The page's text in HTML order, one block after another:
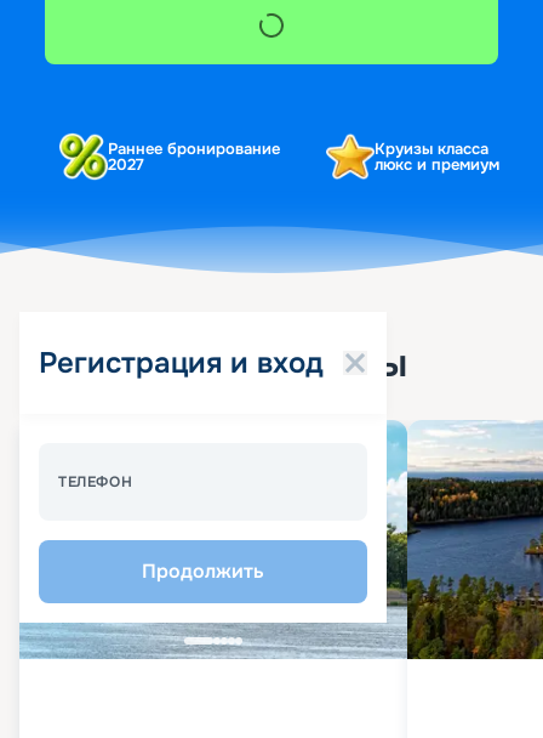
Раннее бронирование
2027
Круизы класса
люкс и премиум
Регистрация и вход
ТЕЛЕФОН
Продолжить
Популярные круизы